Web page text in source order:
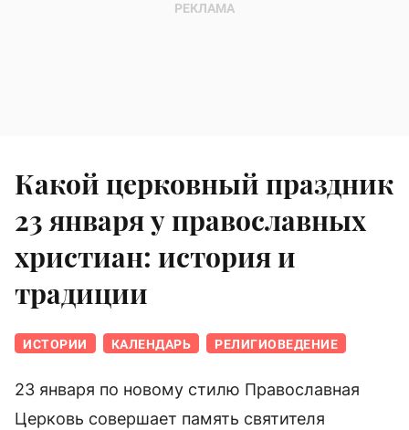
Какой церковный праздник
23 января у православных
христиан: история и
традиции
ИСТОРИИ КАЛЕНДАРЬ РЕЛИГИОВЕДЕНИЕ
23 января по новому стилю Православная
Церковь совершает память святителя